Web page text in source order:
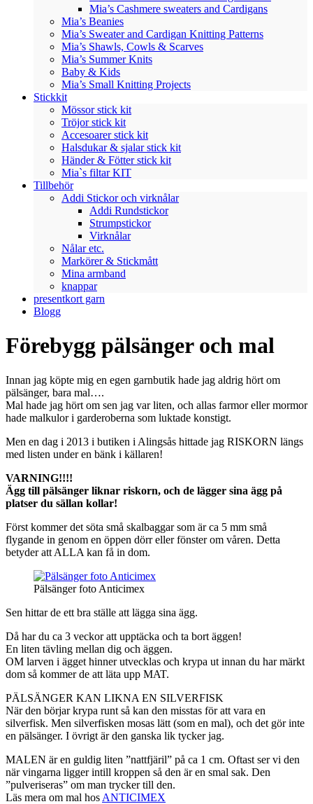
Mia’s Cashmere sweaters and Cardigans
Mia’s Beanies
Mia’s Sweater and Cardigan Knitting Patterns
Mia’s Shawls, Cowls & Scarves
Mia’s Summer Knits
Baby & Kids
Mia’s Small Knitting Projects
Stickkit
Mössor stick kit
Tröjor stick kit
Accesoarer stick kit
Halsdukar & sjalar stick kit
Händer & Fötter stick kit
Mia`s filtar KIT
Tillbehör
Addi Stickor och virknålar
Addi Rundstickor
Strumpstickor
Virknålar
Nålar etc.
Markörer & Stickmått
Mina armband
knappar
presentkort garn
Blogg
Förebygg pälsänger och mal
Innan jag köpte mig en egen garnbutik hade jag aldrig hört om
pälsänger, bara mal….
Mal hade jag hört om sen jag var liten, och allas farmor eller mormor
hade malkulor i garderoberna som luktade konstigt.
Men en dag i 2013 i butiken i Alingsås hittade jag RISKORN längs
med listen under en bänk i källaren!
VARNING!!!!
Ägg till pälsänger liknar riskorn, och de lägger sina ägg på
platser du sällan kollar!
Först kommer det söta små skalbaggar som är ca 5 mm små
flygande in genom en öppen dörr eller fönster om våren. Detta
betyder att ALLA kan få in dom.
Pälsänger foto Anticimex
Sen hittar de ett bra ställe att lägga sina ägg.
Då har du ca 3 veckor att upptäcka och ta bort äggen!
En liten tävling mellan dig och äggen.
OM larven i ägget hinner utvecklas och krypa ut innan du har märkt
dom så kommer de att läta upp MAT.
PÄLSÄNGER KAN LIKNA EN SILVERFISK
När den börjar krypa runt så kan den misstas för att vara en
silverfisk. Men silverfisken mosas lätt (som en mal), och det gör inte
en pälsänger. I övrigt är den ganska lik tycker jag.
MALEN är en guldig liten ”nattfjäril” på ca 1 cm. Oftast ser vi den
när vingarna ligger intill kroppen så den är en smal sak. Den
”pulveriseras” om man trycker till den.
Läs mera om mal hos ANTICIMEX